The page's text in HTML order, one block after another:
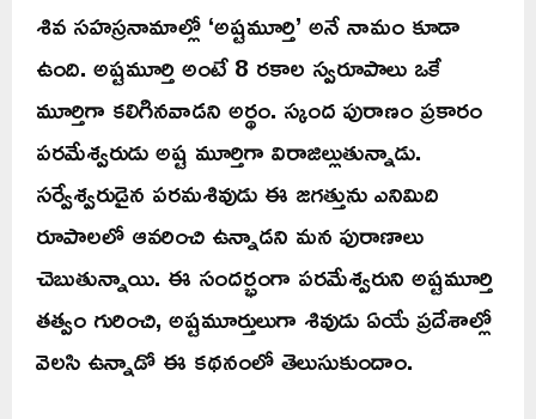
శివ సహస్రనామాల్లో ‘అష్టమూర్తి’ అనే నామం కూడా
ఉంది. అష్టమూర్తి అంటే 8 రకాల స్వరూపాలు ఒకే
మూర్తిగా కలిగినవాడని అర్థం. స్కంద పురాణం ప్రకారం
పరమేశ్వరుడు అష్ట మూర్తిగా విరాజిల్లుతున్నాడు.
సర్వేశ్వరుడైన పరమశివుడు ఈ జగత్తును ఎనిమిది
రూపాలలో ఆవరించి ఉన్నాడని మన పురాణాలు
చెబుతున్నాయి. ఈ సందర్భంగా పరమేశ్వరుని అష్టమూర్తి
తత్వం గురించి, అష్టమూర్తులుగా శివుడు ఏయే ప్రదేశాల్లో
వెలసి ఉన్నాడో ఈ కథనంలో తెలుసుకుందాం.